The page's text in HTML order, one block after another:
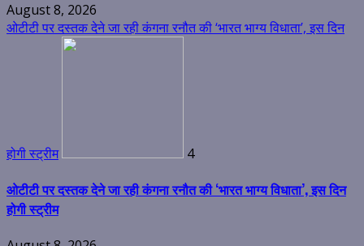
August 8, 2026
ओटीटी पर दस्तक देने जा रही कंगना रनौत की ‘भारत भाग्य विधाता’, इस दिन
होगी स्ट्रीम 4
ओटीटी पर दस्तक देने जा रही कंगना रनौत की ‘भारत भाग्य विधाता’, इस दिन
होगी स्ट्रीम